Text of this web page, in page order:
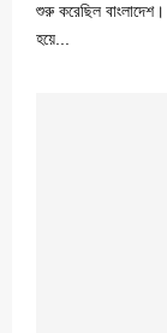
শুরু করেছিল
হয়ে...